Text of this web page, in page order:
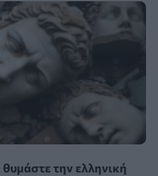
την ελληνική